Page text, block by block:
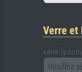
Verre et
verre (y
Veuillez